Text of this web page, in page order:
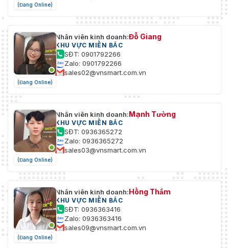
(Đang Online)
(Đang Online)
Nhân viên kinh doanh:Đỗ Giang
KHU VỰC MIỀN BẮC
SĐT: 0901792266
Zalo: 0901792266
sales02@vnsmart.com.vn
(Đang Online)
Nhân viên kinh doanh:Mạnh Tường
KHU VỰC MIỀN BẮC
SĐT: 0936365272
Zalo: 0936365272
sales03@vnsmart.com.vn
(Đang Online)
Nhân viên kinh doanh:Hồng Thắm
KHU VỰC MIỀN BẮC
SĐT: 0936363416
Zalo: 0936363416
sales09@vnsmart.com.vn